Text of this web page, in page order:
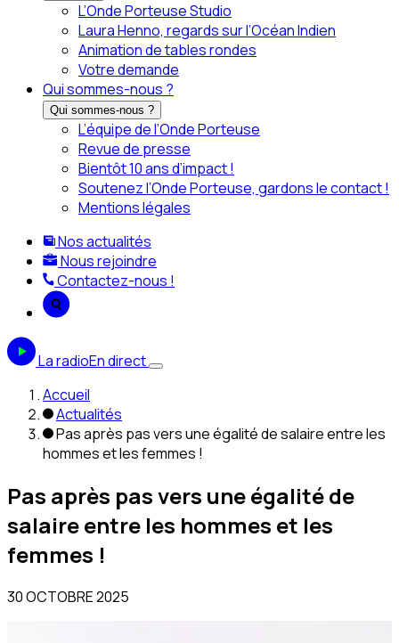
L’Onde Porteuse Studio
Laura Henno, regards sur l’Océan Indien
Animation de tables rondes
Votre demande
Qui sommes-nous ?
Qui sommes-nous ?
L’équipe de l’Onde Porteuse
Revue de presse
Bientôt 10 ans d’impact !
Soutenez l’Onde Porteuse, gardons le contact !
Mentions légales
Nos actualités
Nous rejoindre
Contactez-nous !
La radioEn direct
Accueil
Actualités
Pas après pas vers une égalité de salaire entre les
hommes et les femmes !
Pas après pas vers une égalité de
salaire entre les hommes et les
femmes !
30 OCTOBRE 2025